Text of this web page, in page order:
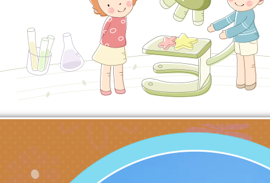
情緒管理訓練-獨輪
施計畫」
「生命教育議題深化
議題論壇與生命塔羅
檢送LED跑馬燈文字
託播影片
有關教育部特殊教育
團學前及國中小身障
理「普特協作—課程
知能工作坊」
有關國立臺中教育大
「115年適應運動經
題交流工作坊」活動
轉知教育部國教署生
業發展中心（國立羅
學）辦理「115年度
檢送桃園市政府LED
字稿及LCD託播圖片
檢送桃園市政府LED